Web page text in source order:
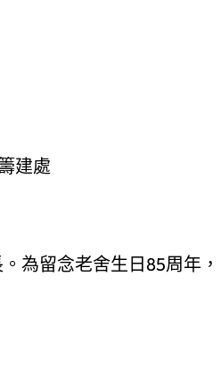
建處
為留念老舍生日85周年，